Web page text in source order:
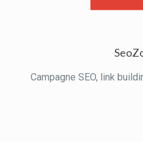
Campagne SEO, link